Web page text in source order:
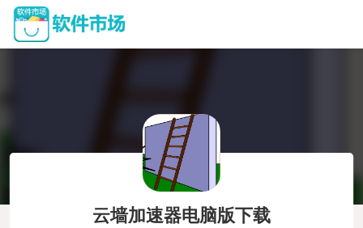
云墙加速器电脑版下载